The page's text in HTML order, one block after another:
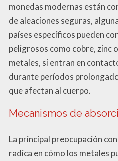
monedas modernas están
de aleaciones seguras,
países específicos pueden
peligrosos como cobre, zinc
metales, si entran en
durante períodos
que afectan al cuerpo.
Mecanismos de
La principal preocupación
radica en cómo los metales